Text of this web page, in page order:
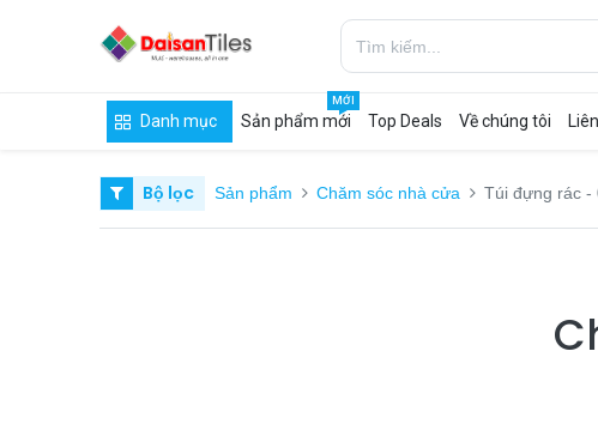
Danh mục Sản phẩm mới
MỚI
Top Deals Về chúng tôi
Bộ lọc Sản phẩm Chăm sóc nhà cửa Túi đựng rác-